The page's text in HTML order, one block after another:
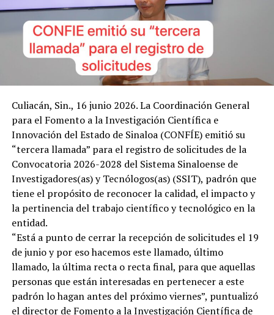
Culiacán, Sin., 16 junio 2026. La Coordinación General
para el Fomento a la Investigación Científica e
Innovación del Estado de Sinaloa (CONFÍE) emitió su
“tercera llamada” para el registro de solicitudes de la
Convocatoria 2026-2028 del Sistema Sinaloense de
Investigadores(as) y Tecnólogos(as) (SSIT), padrón que
tiene el propósito de reconocer la calidad, el impacto y
la pertinencia del trabajo científico y tecnológico en la
entidad.
“Está a punto de cerrar la recepción de solicitudes el 19
de junio y por eso hacemos este llamado, último
llamado, la última recta o recta final, para que aquellas
personas que están interesadas en pertenecer a este
padrón lo hagan antes del próximo viernes”, puntualizó
el director de Fomento a la Investigación Científica de